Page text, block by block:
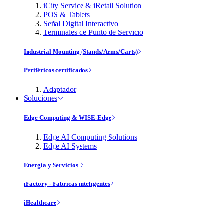
iCity Service & iRetail Solution
POS & Tablets
Señal Digital Interactivo
Terminales de Punto de Servicio
Industrial Mounting (Stands/Arms/Carts)
Periféricos certificados
Adaptador
Soluciones
Edge Computing & WISE-Edge
Edge AI Computing Solutions
Edge AI Systems
Energía y Servicios
iFactory - Fábricas inteligentes
iHealthcare